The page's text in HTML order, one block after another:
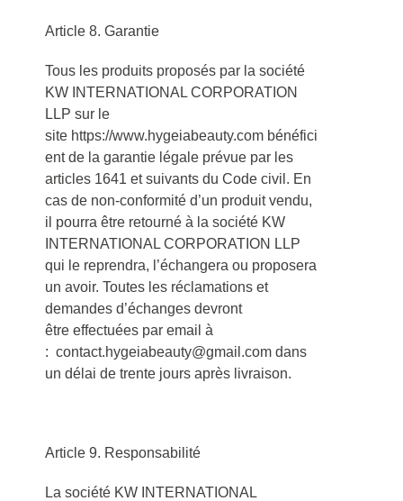
Article 8. Garantie
Tous les produits proposés par la société
KW INTERNATIONAL CORPORATION
LLP sur le
site https://www.hygeiabeauty.com bénéfici
ent de la garantie légale prévue par les
articles 1641 et suivants du Code civil. En
cas de non-conformité d’un produit vendu,
il pourra être retourné à la société KW
INTERNATIONAL CORPORATION LLP
qui le reprendra, l’échangera ou proposera
un avoir. Toutes les réclamations et
demandes d’échanges devront
être effectuées par email à
: contact.hygeiabeauty@gmail.com dans
un délai de trente jours après livraison.
Article 9. Responsabilité
La société KW INTERNATIONAL